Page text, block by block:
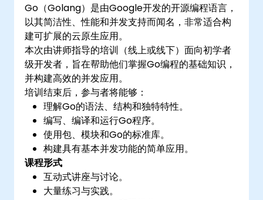
Go（Golang）是由Google开发的开源编程语言，
以其简洁性、性能和并发支持而闻名，非常适合构
建可扩展的云原生应用。
本次由讲师指导的培训（线上或线下）面向初学者
级开发者，旨在帮助他们掌握Go编程的基础知识，
并构建高效的并发应用。
培训结束后，参与者将能够：
理解Go的语法、结构和独特特性。
编写、编译和运行Go程序。
使用包、模块和Go的标准库。
构建具有基本并发功能的简单应用。
课程形式
互动式讲座与讨论。
大量练习与实践。